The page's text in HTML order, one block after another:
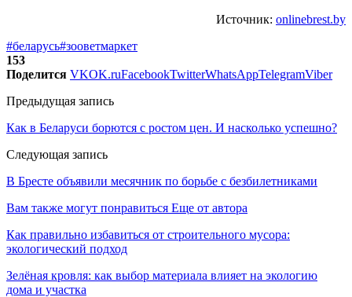
Источник: onlinebrest.by
#беларусь#зооветмаркет
153
Поделится VKOK.ruFacebookTwitterWhatsAppTelegramViber
Предыдущая запись
Как в Беларуси борются с ростом цен. И насколько успешно?
Следующая запись
В Бресте объявили месячник по борьбе с безбилетниками
Вам также могут понравиться Еще от автора
Как правильно избавиться от строительного мусора:
экологический подход
Зелёная кровля: как выбор материала влияет на экологию
дома и участка